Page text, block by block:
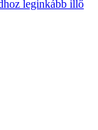
leginkább illő